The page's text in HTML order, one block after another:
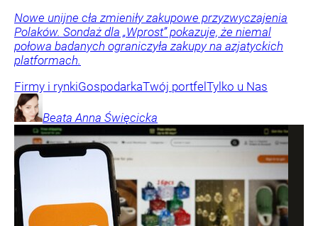
Nowe unijne cła zmieniły zakupowe przyzwyczajenia
Polaków. Sondaż dla „Wprost” pokazuje, że niemal
połowa badanych ograniczyła zakupy na azjatyckich
platformach.
Firmy i rynkiGospodarkaTwój portfel Tylko u Nas
Beata Anna Święcicka